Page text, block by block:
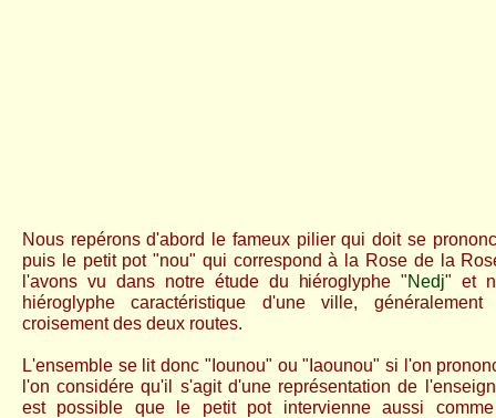
Nous repérons d'abord le fameux pilier qui doit se
puis le petit pot "nou" qui correspond à la Rose de la
l'avons vu dans notre étude du hiéroglyphe "Nedj" et
hiéroglyphe caractéristique d'une ville,
croisement des deux routes.
L'ensemble se lit donc "Iounou" ou "Iaounou" si l'on
l'on considére qu'il s'agit d'une représentation de
est possible que le petit pot intervienne aussi